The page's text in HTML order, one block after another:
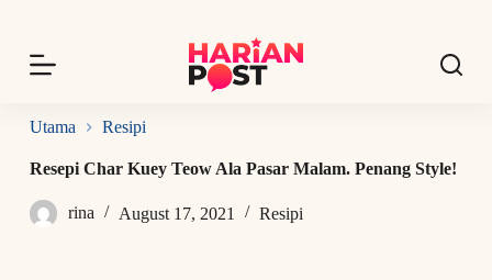
p
o
o
n
Utama Resipi
Resepi Char Kuey Teow Ala Pasar Malam. Penang Style!
rina August 17, 2021 Resipi